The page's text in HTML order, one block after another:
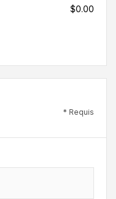
$0.00
* Requis